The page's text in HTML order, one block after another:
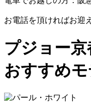
お電話を頂ければお迎
プジョー京
おすすめ